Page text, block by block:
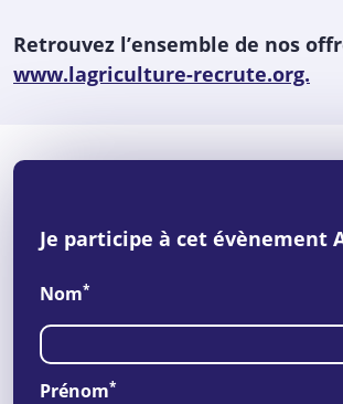
Retrouvez l’ensemble de nos
www.lagriculture-recrute.org.
Je participe à cet évènement
Nom*
Prénom*